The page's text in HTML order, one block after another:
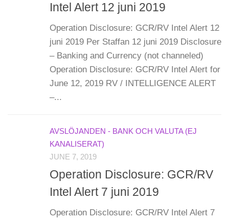
Intel Alert 12 juni 2019
Operation Disclosure: GCR/RV Intel Alert 12
juni 2019 Per Staffan 12 juni 2019 Disclosure
– Banking and Currency (not channeled)
Operation Disclosure: GCR/RV Intel Alert for
June 12, 2019 RV / INTELLIGENCE ALERT
–...
AVSLÖJANDEN - BANK OCH VALUTA (EJ
KANALISERAT)
JUNE 7, 2019
Operation Disclosure: GCR/RV
Intel Alert 7 juni 2019
Operation Disclosure: GCR/RV Intel Alert 7